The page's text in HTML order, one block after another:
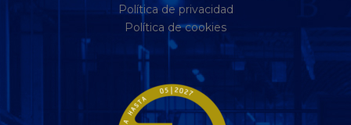
Política de privacidad
Política de cookies